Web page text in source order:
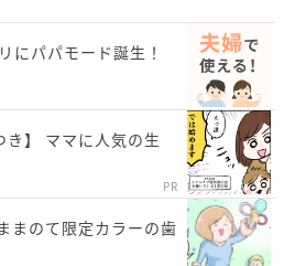
にパパモード誕生！
き】 ママに人気の生
PR
まのて限定カラーの歯